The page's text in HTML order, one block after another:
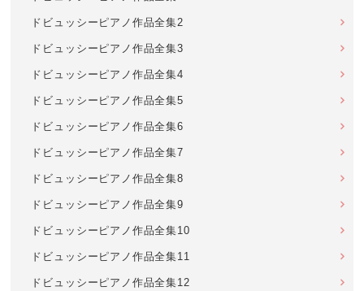
ドビュッシーピアノ作品全集2
ドビュッシーピアノ作品全集3
ドビュッシーピアノ作品全集4
ドビュッシーピアノ作品全集5
ドビュッシーピアノ作品全集6
ドビュッシーピアノ作品全集7
ドビュッシーピアノ作品全集8
ドビュッシーピアノ作品全集9
ドビュッシーピアノ作品全集10
ドビュッシーピアノ作品全集11
ドビュッシーピアノ作品全集12